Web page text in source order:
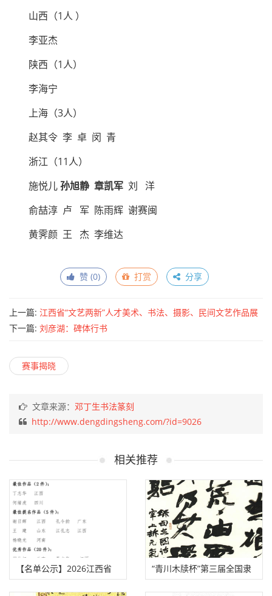
山西（1人 ）
李亚杰
陕西（1人）
李海宁
上海（3人）
赵其令 李 卓 闵 青
浙江（11人）
施悦儿孙旭静 章凯军 刘 洋
俞喆淳 卢 军 陈雨辉 谢赛闽
黄霁颜 王 杰 李维达
赞 (0) 打赏 分享
上一篇: 江西省“文艺两新”人才美术、书法、摄影、民间文艺作品展
（2022年9月7日截稿）
下一篇: 刘彦湖：碑体行书
赛事揭晓
文章来源： 邓丁生书法篆刻
http://www.dengdingsheng.com/?id=9026
相关推荐
【名单公示】2026江西省
“姜夔杯”书法篆刻作品展公
“青川木牍杯”第三届全国隶
书大赛评审揭晓（附拟获